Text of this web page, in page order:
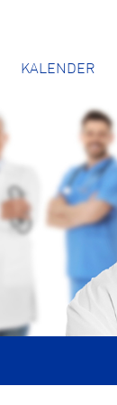
KALENDER